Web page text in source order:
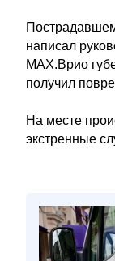
написал
MAX.Врио
получил
На месте
экстренные